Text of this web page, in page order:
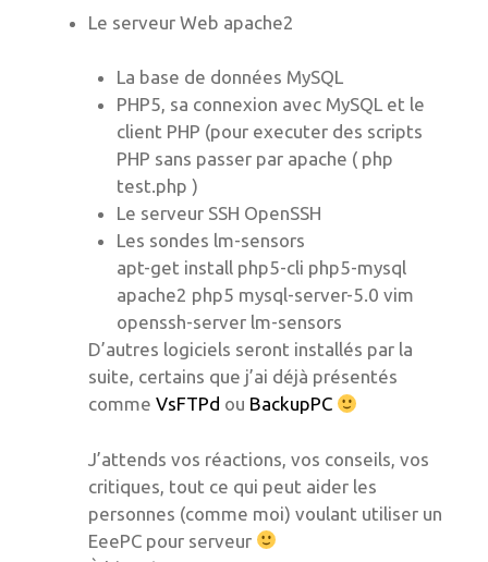
Le serveur Web apache2
La base de données MySQL
PHP5, sa connexion avec MySQL et le
client PHP (pour executer des scripts
PHP sans passer par apache ( php
test.php )
Le serveur SSH OpenSSH
Les sondes lm-sensors
apt-get install php5-cli php5-mysql
apache2 php5 mysql-server-5.0 vim
openssh-server lm-sensors
D’autres logiciels seront installés par la
suite, certains que j’ai déjà présentés
comme VsFTPd ou BackupPC
J’attends vos réactions, vos conseils, vos
critiques, tout ce qui peut aider les
personnes (comme moi) voulant utiliser un
EeePC pour serveur